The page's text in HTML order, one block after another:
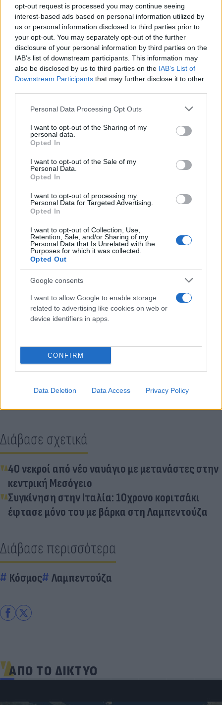
opt-out request is processed you may continue seeing
interest-based ads based on personal information utilized by
us or personal information disclosed to third parties prior to
your opt-out. You may separately opt-out of the further
disclosure of your personal information by third parties on the
IAB’s list of downstream participants. This information may
also be disclosed by us to third parties on the IAB’s List of
Downstream Participants that may further disclose it to other
Please note that this website/app uses one or more Google
not limited to your visit or usage behaviour. You may click to
grant or deny consent to Google and its third-party tags to
use your data for below specified purposes in below Google
consent section.
Personal Data Processing Opt Outs
I want to opt-out of the Sharing of my
personal data.
Opted In
I want to opt-out of the Sale of my
Personal Data.
Opted In
I want to opt-out of processing my
Personal Data for Targeted Advertising.
Opted In
I want to opt-out of Collection, Use,
Retention, Sale, and/or Sharing of my
Personal Data that Is Unrelated with the
Purposes for which it was collected.
Opted Out
Google consents
I want to allow Google to enable storage
related to advertising like cookies on web or
device identifiers in apps.
CONFIRM
Data Deletion Data Access Privacy Policy
— Agenzia ANSA (@Agenzia_Ansa)October 3, 2023
Κάνε κλικ και δες περισσότερο
Flash.grστην αναζήτηση τηςGoogle
Διάβασε σχετικά
40 νεκροί από νέο ναυάγιο με μετανάστες στην
κεντρική Μεσόγειο
Συγκίνηση στην Ιταλία: 10χρονο κοριτσάκι
έφτασε μόνο του με βάρκα στη Λαμπεντούζα
Διάβασε περισσότερα
Κόσμος Λαμπεντούζα
ΑΠΟ ΤΟ ΔΙΚΤΥΟ